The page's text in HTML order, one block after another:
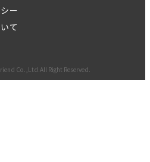
ー
て
Co.,Ltd.All Right Reserved.